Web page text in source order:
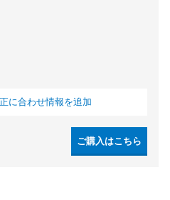
に合わせ情報を追加
ご購入はこちら